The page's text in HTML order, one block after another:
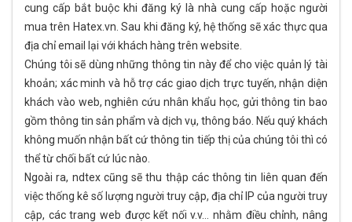
cung cấp bắt buộc khi đăng ký là nhà cung cấp hoặc người
mua trên Hatex.vn. Sau khi đăng ký, hệ thống sẽ xác thực qua
địa chỉ email lại với khách hàng trên website.
Chúng tôi sẽ dùng những thông tin này để cho việc quản lý tài
khoản; xác minh và hỗ trợ các giao dịch trực tuyến, nhận diện
khách vào web, nghiên cứu nhân khẩu học, gửi thông tin bao
gồm thông tin sản phẩm và dịch vụ, thông báo. Nếu quý khách
không muốn nhận bất cứ thông tin tiếp thị của chúng tôi thì có
thể từ chối bất cứ lúc nào.
Ngoài ra, ndtex cũng sẽ thu thập các thông tin liên quan đến
việc thống kê số lượng người truy cập, địa chỉ IP của người truy
cập, các trang web được kết nối v.v… nhằm điều chỉnh, nâng